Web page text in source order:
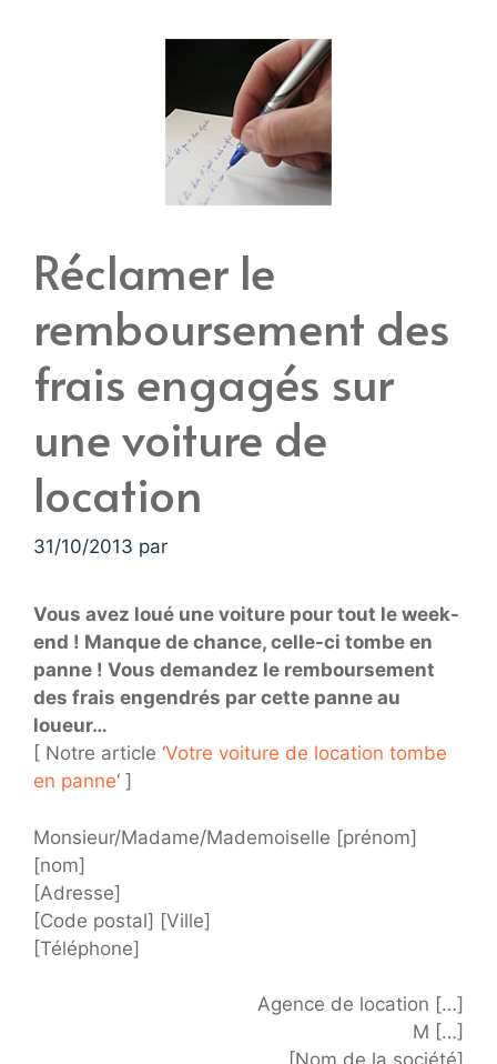
Réclamer le
remboursement des
frais engagés sur
une voiture de
location
31/10/2013 par
Vous avez loué une voiture pour tout le week-
end ! Manque de chance, celle-ci tombe en
panne ! Vous demandez le remboursement
des frais engendrés par cette panne au
loueur…
[ Notre article ‘Votre voiture de location tombe
en panne‘ ]
Monsieur/Madame/Mademoiselle [prénom]
[nom]
[Adresse]
[Code postal] [Ville]
[Téléphone]
Agence de location […]
M […]
[Nom de la société]